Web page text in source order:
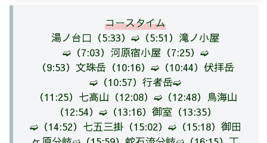
コースタイム
湯ノ台口（5:33）➫（5:51）滝ノ小屋
➫（7:03）河原宿小屋（7:25）➫
（9:53）文珠岳（10:16）➫（10:44）伏拝岳
➫（10:57）行者岳➫
（11:25）七高山（12:08）➫（12:48）鳥海山
（12:54）➫（13:16）御室（13:35）
➫（14:52）七五三掛（15:02）➫（15:18）御田